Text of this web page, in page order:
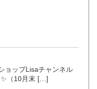
ョップLisaチャンネル
✨（10月末 […]